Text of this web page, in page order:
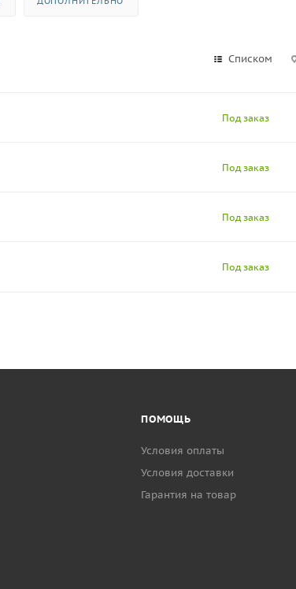
Списком
Под заказ
Под заказ
Под заказ
Под заказ
ПОМОЩЬ
Условия оплаты
Условия доставки
Гарантия на товар